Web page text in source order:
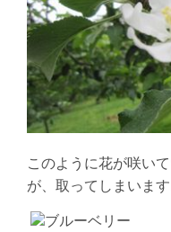
このように花が咲い
が、取ってしまいます